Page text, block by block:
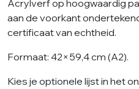
Acrylverf op hoogwaardig
aan de voorkant
certificaat van echtheid.
Formaat: 42×59,4 cm (A2).
Kies je optionele lijst in het